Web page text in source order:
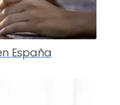
España